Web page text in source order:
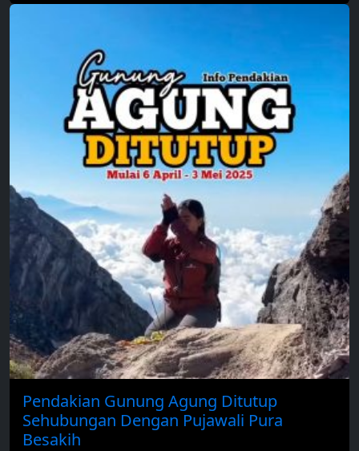
Pendakian Gunung Agung Ditutup
Sehubungan Dengan Pujawali Pura
Besakih